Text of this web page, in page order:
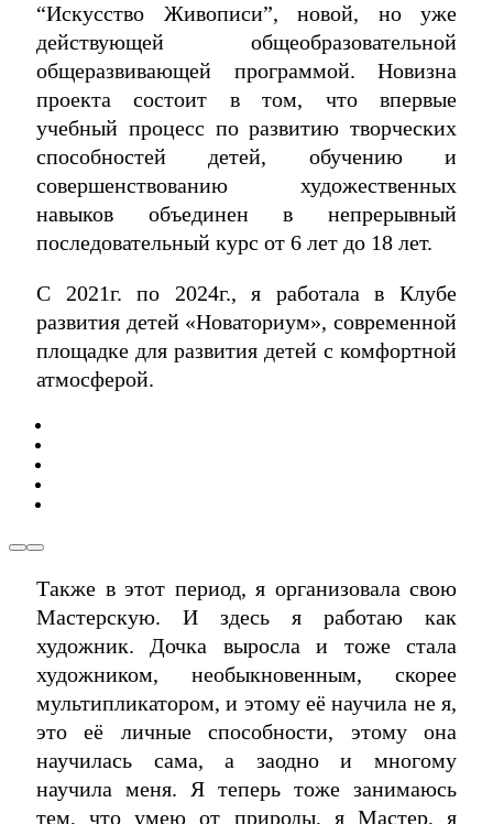
“Искусство Живописи”, новой, но уже
действующей общеобразовательной
общеразвивающей программой. Новизна
проекта состоит в том, что впервые
учебный процесс по развитию творческих
способностей детей, обучению и
совершенствованию художественных
навыков объединен в непрерывный
последовательный курс от 6 лет до 18 лет.
С 2021г. по 2024г., я работала в Клубе
развития детей «Новаториум», современной
площадке для развития детей с комфортной
атмосферой.
Также в этот период, я организовала свою
Мастерскую. И здесь я работаю как
художник. Дочка выросла и тоже стала
художником, необыкновенным, скорее
мультипликатором, и этому её научила не я,
это её личные способности, этому она
научилась сама, а заодно и многому
научила меня. Я теперь тоже занимаюсь
тем, что умею от природы, я Мастер, я